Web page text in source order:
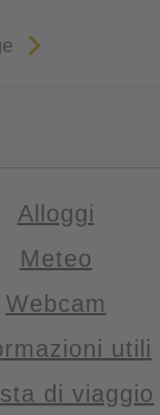
Alloggi
Meteo
Webcam
utili
di viaggio